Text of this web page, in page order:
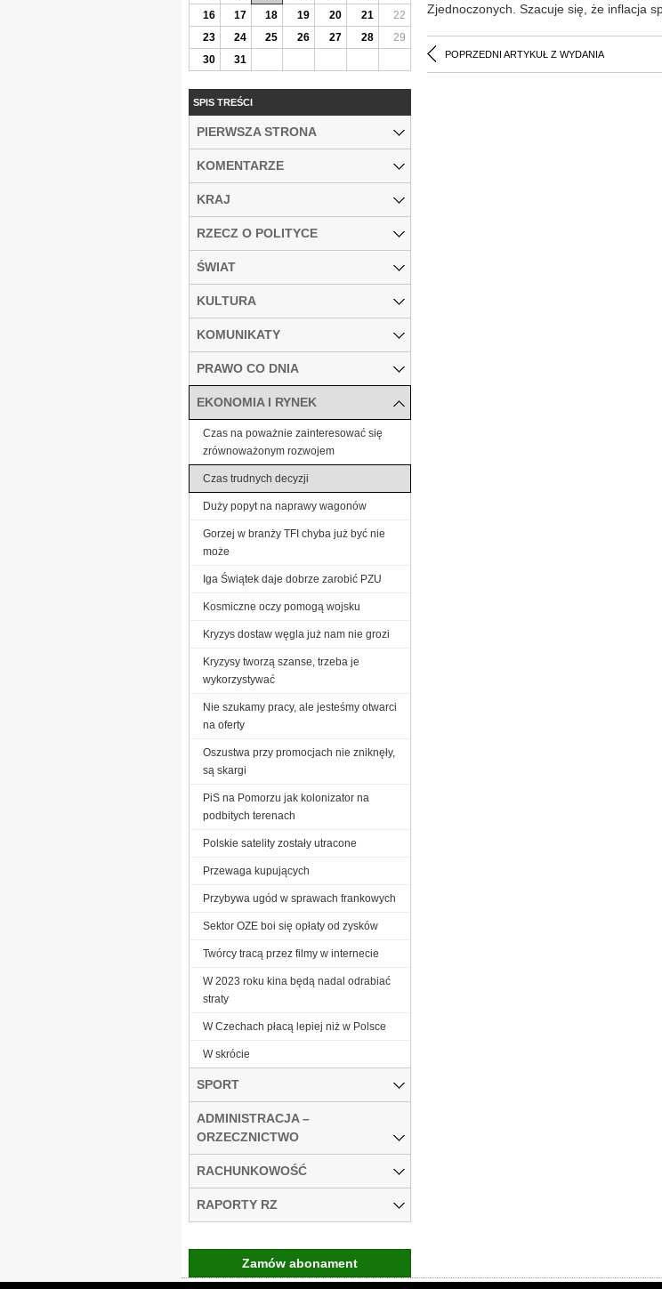
Zjednoczonych. Szacuje się, że inflacja
POPRZEDNI ARTYKUŁ Z WYDANIA
16
17 18 19 20 21
22
23
24 25 26 27 28
29
30
31
SPIS TREŚCI
PIERWSZA STRONA
KOMENTARZE
KRAJ
RZECZ O POLITYCE
ŚWIAT
KULTURA
KOMUNIKATY
PRAWO CO DNIA
EKONOMIA I RYNEK
Czas na poważnie zainteresować się
zrównoważonym rozwojem
Czas trudnych decyzji
Duży popyt na naprawy wagonów
Gorzej w branży TFI chyba już być nie
może
Iga Świątek daje dobrze zarobić PZU
Kosmiczne oczy pomogą wojsku
Kryzys dostaw węgla już nam nie grozi
Kryzysy tworzą szanse, trzeba je
wykorzystywać
Nie szukamy pracy, ale jesteśmy otwarci
na oferty
Oszustwa przy promocjach nie zniknęły,
są skargi
PiS na Pomorzu jak kolonizator na
podbitych terenach
Polskie satelity zostały utracone
Przewaga kupujących
Przybywa ugód w sprawach frankowych
Sektor OZE boi się opłaty od zysków
Twórcy tracą przez filmy w internecie
W 2023 roku kina będą nadal odrabiać
straty
W Czechach płacą lepiej niż w Polsce
W skrócie
SPORT
ADMINISTRACJA –
ORZECZNICTWO
RACHUNKOWOŚĆ
RAPORTY RZ
Zamów abonament